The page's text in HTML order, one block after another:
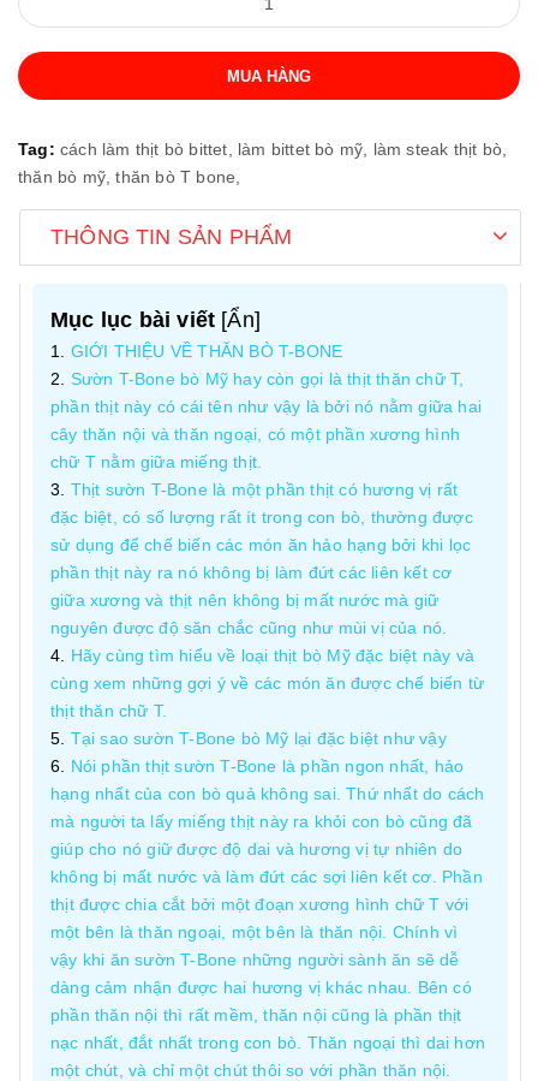
MUA HÀNG
Tag: cách làm thịt bò bittet, làm bittet bò mỹ, làm steak thịt bò,
thăn bò mỹ,thăn bò T bone,
THÔNG TIN SẢN PHẨM
Mục lục bài viết [Ẩn]
GIỚI THIỆU VỀ THĂN BÒ T-BONE
Sườn T-Bone bò Mỹ hay còn gọi là thịt thăn chữ T,
phần thịt này có cái tên như vậy là bởi nó nằm giữa hai
cây thăn nội và thăn ngoại, có một phần xương hình
chữ T nằm giữa miếng thịt.
Thịt sườn T-Bone là một phần thịt có hương vị rất
đặc biệt, có số lượng rất ít trong con bò, thường được
sử dụng để chế biến các món ăn hảo hạng bởi khi lọc
phần thịt này ra nó không bị làm đứt các liên kết cơ
giữa xương và thịt nên không bị mất nước mà giữ
nguyên được độ săn chắc cũng như mùi vị của nó.
Hãy cùng tìm hiểu về loại thịt bò Mỹ đặc biệt này và
cùng xem những gợi ý về các món ăn được chế biến từ
thịt thăn chữ T.
Tại sao sườn T-Bone bò Mỹ lại đặc biệt như vậy
Nói phần thịt sườn T-Bone là phần ngon nhất, hảo
hạng nhất của con bò quả không sai. Thứ nhất do cách
mà người ta lấy miếng thịt này ra khỏi con bò cũng đã
giúp cho nó giữ được độ dai và hương vị tự nhiên do
không bị mất nước và làm đứt các sợi liên kết cơ. Phần
thịt được chia cắt bởi một đoạn xương hình chữ T với
một bên là thăn ngoại, một bên là thăn nội. Chính vì
vậy khi ăn sườn T-Bone những người sành ăn sẽ dễ
dàng cảm nhận được hai hương vị khác nhau. Bên có
phần thăn nội thì rất mềm, thăn nội cũng là phần thịt
nạc nhất, đắt nhất trong con bò. Thăn ngoại thì dai hơn
một chút, và chỉ một chút thôi so với phần thăn nội.